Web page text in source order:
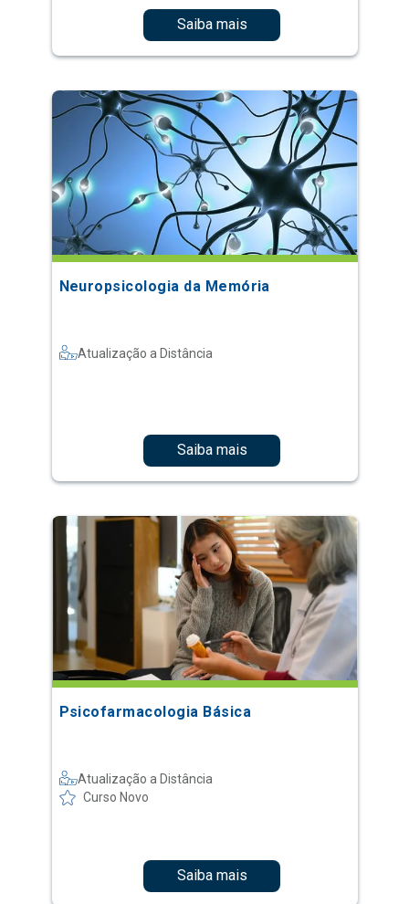
Saiba mais
Neuropsicologia da Memória
Atualização a Distância
Saiba mais
Psicofarmacologia Básica
Atualização a Distância
Curso Novo
Saiba mais